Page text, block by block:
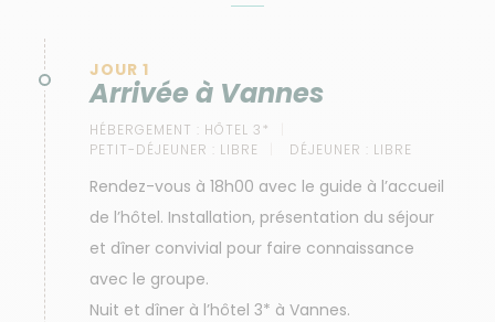
JOUR 1
Arrivée à Vannes
HÉBERGEMENT : HÔTEL 3*
PETIT-DÉJEUNER : LIBRE DÉJEUNER : LIBRE
Rendez-vous à 18h00 avec le guide à l’accueil
de l’hôtel. Installation, présentation du séjour
et dîner convivial pour faire connaissance
avec le groupe.
Nuit et dîner à l’hôtel 3* à Vannes.